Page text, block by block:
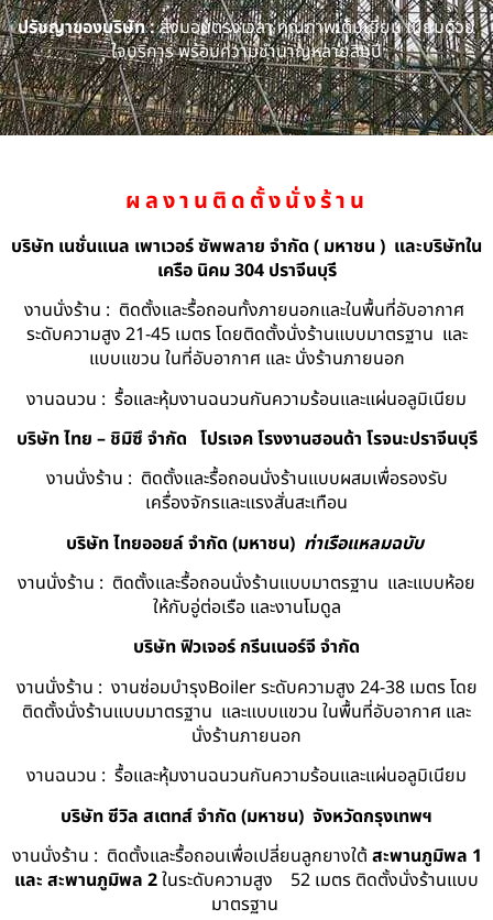
ปรัชญาของบริษัท :ส่งมอบตรงเวลา คุณภาพเต็มเยี่ยม เปี่ยมด้วย
ใจบริการ พร้อมความชำนาญหลายสิบปี
ผลงานติดตั้งนั่งร้าน
บริษัท เนชั่นแนล เพาเวอร์ ซัพพลาย จำกัด ( มหาชน ) และบริษัทใน
เครือ นิคม 304 ปราจีนบุรี
งานนั่งร้าน : ติดตั้งและรื้อถอนทั้งภายนอกและในพื้นที่อับอากาศ
ระดับความสูง 21-45 เมตร โดยติดตั้งนั่งร้านแบบมาตรฐาน และ
แบบแขวน ในที่อับอากาศ และ นั่งร้านภายนอก
งานฉนวน : รื้อและหุ้มงานฉนวนกันความร้อนและแผ่นอลูมิเนียม
บริษัท ไทย – ชิมิซึ จำกัด โปรเจค โรงงานฮอนด้า โรจนะปราจีนบุรี
งานนั่งร้าน : ติดตั้งและรื้อถอนนั่งร้านแบบผสมเพื่อรองรับ
เครื่องจักรและแรงสั่นสะเทือน
บริษัท ไทยออยล์ จํากัด (มหาชน) ท่าเรือแหลมฉบับ
งานนั่งร้าน : ติดตั้งและรื้อถอนนั่งร้านแบบมาตรฐาน และแบบห้อย
ให้กับอู่ต่อเรือ และงานโมดูล
บริษัท ฟิวเจอร์ กรีนเนอร์จี จำกัด
งานนั่งร้าน : งานซ่อมบำรุงBoiler ระดับความสูง 24-38 เมตร โดย
ติดตั้งนั่งร้านแบบมาตรฐาน และแบบแขวน ในพื้นที่อับอากาศ และ
นั่งร้านภายนอก
งานฉนวน : รื้อและหุ้มงานฉนวนกันความร้อนและแผ่นอลูมิเนียม
บริษัท ซีวิล สเตทส์ จำกัด (มหาชน) จังหวัดกรุงเทพฯ
งานนั่งร้าน : ติดตั้งและรื้อถอนเพื่อเปลี่ยนลูกยางใต้ สะพานภูมิพล 1
และ สะพานภูมิพล 2ในระดับความสูง 52 เมตร ติดตั้งนั่งร้านแบบ
มาตรฐาน